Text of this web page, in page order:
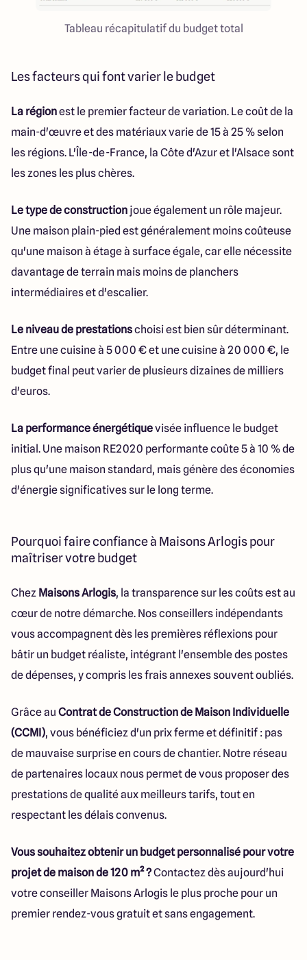
Tableau récapitulatif du budget total
Les facteurs qui font varier le budget
La régionest le premier facteur de variation. Le coût de la
main-d'œuvre et des matériaux varie de 15 à 25 % selon
les régions. L'Île-de-France, la Côte d'Azur et l'Alsace sont
les zones les plus chères.
Le type de construction joue également un rôle majeur.
Une maison plain-pied est généralement moins coûteuse
qu'une maison à étage à surface égale, car elle nécessite
davantage de terrain mais moins de planchers
intermédiaires et d'escalier.
Le niveau de prestationschoisi est bien sûr déterminant.
Entre une cuisine à 5 000 € et une cuisine à 20 000 €, le
budget final peut varier de plusieurs dizaines de milliers
d'euros.
La performance énergétiquevisée influence le budget
initial. Une maison RE2020 performante coûte 5 à 10 % de
plus qu'une maison standard, mais génère des économies
d'énergie significatives sur le long terme.
Pourquoi faire confiance à Maisons Arlogis pour
maîtriser votre budget
Chez Maisons Arlogis, la transparence sur les coûts est au
cœur de notre démarche. Nos conseillers indépendants
vous accompagnent dès les premières réflexions pour
bâtir un budget réaliste, intégrant l'ensemble des postes
de dépenses, y compris les frais annexes souvent oubliés.
Grâce au Contrat de Construction de Maison Individuelle
(CCMI), vous bénéficiez d'un prix ferme et définitif : pas
de mauvaise surprise en cours de chantier. Notre réseau
de partenaires locaux nous permet de vous proposer des
prestations de qualité aux meilleurs tarifs, tout en
respectant les délais convenus.
Vous souhaitez obtenir un budget personnalisé pour votre
projet de maison de 120 m² ?Contactez dès aujourd'hui
votre conseiller Maisons Arlogis le plus proche pour un
premier rendez-vous gratuit et sans engagement.